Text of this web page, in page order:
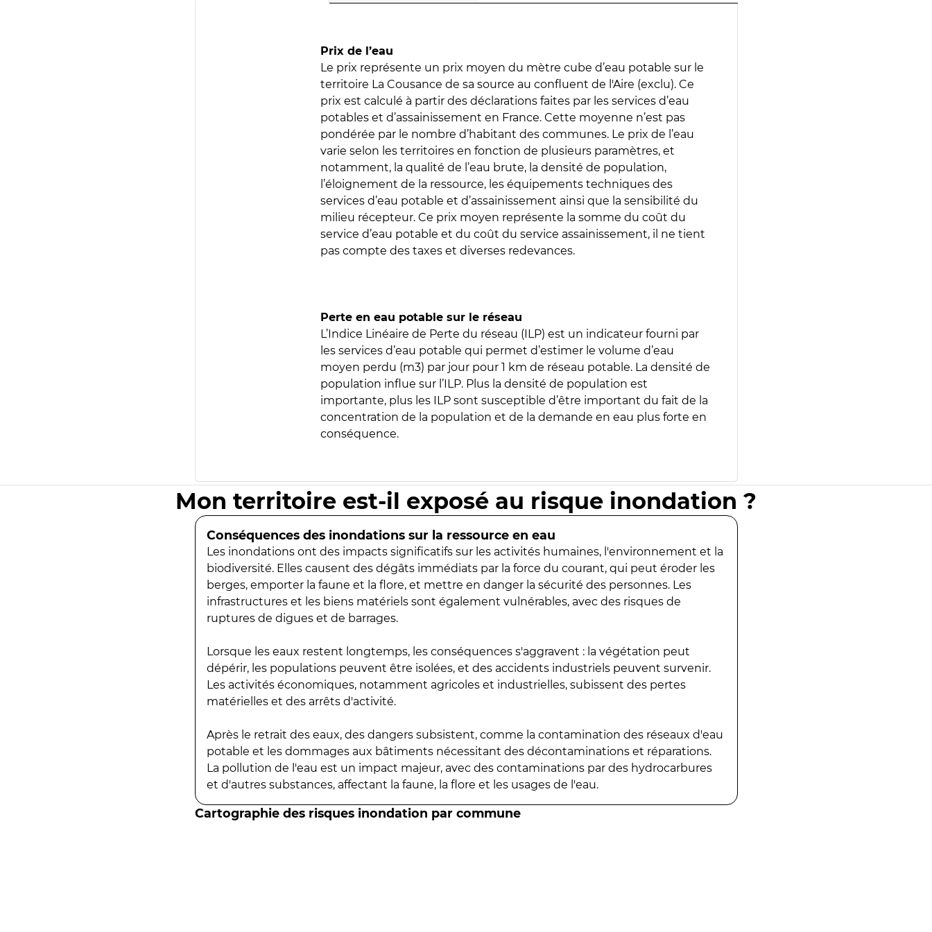
Prix de l’eau
Le prix représente un prix moyen du mètre cube d’eau potable sur le
territoire La Cousance de sa source au confluent de l'Aire (exclu). Ce
prix est calculé à partir des déclarations faites par les services d’eau
potables et d’assainissement en France. Cette moyenne n’est pas
pondérée par le nombre d’habitant des communes. Le prix de l’eau
varie selon les territoires en fonction de plusieurs paramètres, et
notamment, la qualité de l’eau brute, la densité de population,
l’éloignement de la ressource, les équipements techniques des
services d’eau potable et d’assainissement ainsi que la sensibilité du
milieu récepteur. Ce prix moyen représente la somme du coût du
service d’eau potable et du coût du service assainissement, il ne tient
pas compte des taxes et diverses redevances.
Perte en eau potable sur le réseau
L’Indice Linéaire de Perte du réseau (ILP) est un indicateur fourni par
les services d’eau potable qui permet d’estimer le volume d’eau
moyen perdu (m3) par jour pour 1 km de réseau potable. La densité de
population influe sur l’ILP. Plus la densité de population est
importante, plus les ILP sont susceptible d’être important du fait de la
concentration de la population et de la demande en eau plus forte en
conséquence.
Mon territoire est-il exposé au risque inondation ?
Conséquences des inondations sur la ressource en eau
Les inondations ont des impacts significatifs sur les activités humaines, l'environnement et la
biodiversité. Elles causent des dégâts immédiats par la force du courant, qui peut éroder les
berges, emporter la faune et la flore, et mettre en danger la sécurité des personnes. Les
infrastructures et les biens matériels sont également vulnérables, avec des risques de
ruptures de digues et de barrages.
Lorsque les eaux restent longtemps, les conséquences s'aggravent : la végétation peut
dépérir, les populations peuvent être isolées, et des accidents industriels peuvent survenir.
Les activités économiques, notamment agricoles et industrielles, subissent des pertes
matérielles et des arrêts d'activité.
Après le retrait des eaux, des dangers subsistent, comme la contamination des réseaux d'eau
potable et les dommages aux bâtiments nécessitant des décontaminations et réparations.
La pollution de l'eau est un impact majeur, avec des contaminations par des hydrocarbures
et d'autres substances, affectant la faune, la flore et les usages de l'eau.
Cartographie des risques inondation par commune